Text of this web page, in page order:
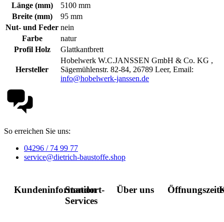
Länge (mm)
5100 mm
Breite (mm)
95 mm
Nut- und Feder nein
Farbe
natur
Profil Holz
Glattkantbrett
Hersteller
Hobelwerk W.C.JANSSEN GmbH & Co. KG ,
Sägemühlenstr. 82-84, 26789 Leer, Email:
info@hobelwerk-janssen.de
So erreichen Sie uns:
04296 / 74 99 77
service@dietrich-baustoffe.shop
Kundeninformation
Standort-
Services
Über uns